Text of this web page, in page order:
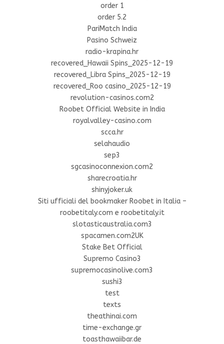
order 1
order 5.2
PariMatch India
Pasino Schweiz
radio-krapina.hr
recovered_Hawaii Spins_2025-12-19
recovered_Libra Spins_2025-12-19
recovered_Roo casino_2025-12-19
revolution-casinos.com2
Roobet Official Website in India
royalvalley-casino.com
scca.hr
selahaudio
sep3
sgcasinoconnexion.com2
sharecroatia.hr
shinyjoker.uk
Siti ufficiali del bookmaker Roobet in Italia –
roobetitaly.com e roobetitaly.it
slotasticaustralia.com3
spacamen.com2UK
Stake Bet Official
Supremo Casino3
supremocasinolive.com3
sushi3
test
texts
theathinai.com
time-exchange.gr
toasthawaiibar.de